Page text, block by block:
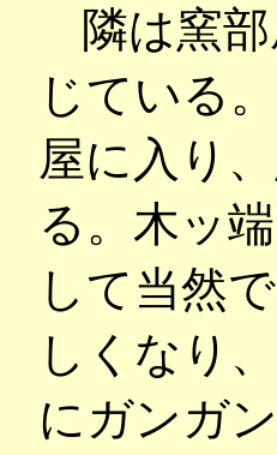
隣は窯
じている
屋に入り
る。木ッ
して当然
しくなり
にガンガ